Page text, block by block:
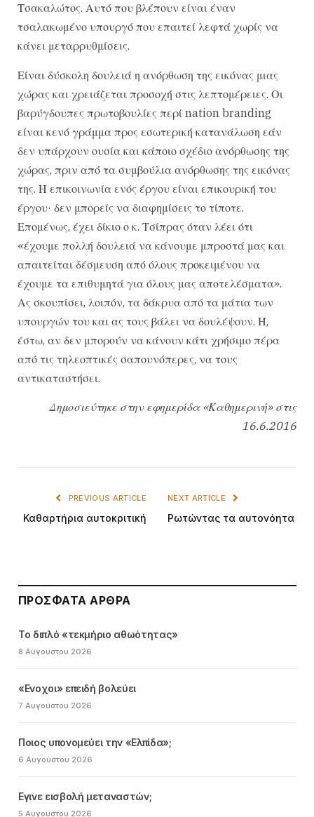
Τσακαλώτος. Αυτό που βλέπουν είναι έναν
τσαλακωμένο υπουργό που επαιτεί λεφτά χωρίς να
κάνει μεταρρυθμίσεις.
Είναι δύσκολη δουλειά η ανόρθωση της εικόνας μιας
χώρας και χρειάζεται προσοχή στις λεπτομέρειες. Οι
βαρύγδουπες πρωτοβουλίες περί nation branding
είναι κενό γράμμα προς εσωτερική κατανάλωση εάν
δεν υπάρχουν ουσία και κάποιο σχέδιο ανόρθωσης της
χώρας, πριν από τα συμβούλια ανόρθωσης της εικόνας
της. Η επικοινωνία ενός έργου είναι επικουρική του
έργου· δεν μπορείς να διαφημίσεις το τίποτε.
Επομένως, έχει δίκιο ο κ. Τσίπρας όταν λέει ότι
«έχουμε πολλή δουλειά να κάνουμε μπροστά μας και
απαιτείται δέσμευση από όλους προκειμένου να
έχουμε τα επιθυμητά για όλους μας αποτελέσματα».
Ας σκουπίσει, λοιπόν, τα δάκρυα από τα μάτια των
υπουργών του και ας τους βάλει να δουλέψουν. Ή,
έστω, αν δεν μπορούν να κάνουν κάτι χρήσιμο πέρα
από τις τηλεοπτικές σαπουνόπερες, να τους
αντικαταστήσει.
Δημοσιεύτηκε στην εφημερίδα «Καθημερινή» στις
16.6.2016
PREVIOUS ARTICLE
Καθαρτήρια αυτοκριτική
NEXT ARTICLE
Ρωτώντας τα αυτονόητα
ΠΡΌΣΦΑΤΑ ΆΡΘΡΑ
Το διπλό «τεκμήριο αθωότητας»
8 Αυγούστου 2026
«Ενοχοι» επειδή βολεύει
7 Αυγούστου 2026
Ποιος υπονομεύει την «Ελπίδα»;
6 Αυγούστου 2026
Εγινε εισβολή μεταναστών;
5 Αυγούστου 2026